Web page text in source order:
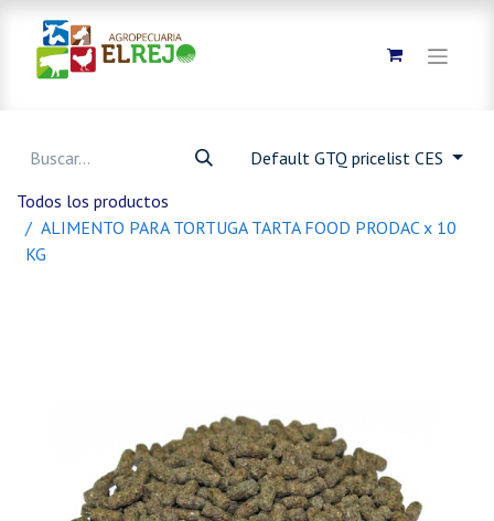
Default GTQ pricelist CES
Todos los productos
ALIMENTO PARA TORTUGA TARTA FOOD PRODAC x 10
KG